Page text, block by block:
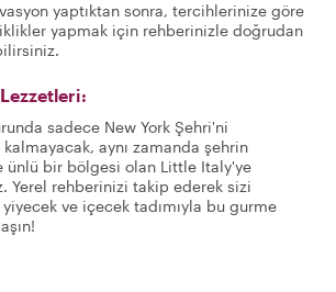
yaptıktan sonra, tercihlerinize göre
yapmak için rehberinizle doğrudan
sadece New York Şehri'ni
aynı zamanda şehrin
ünlü bir bölgesi olan Little Italy'ye
Yerel rehberinizi takip ederek sizi
ve içecek tadımıyla bu gurme